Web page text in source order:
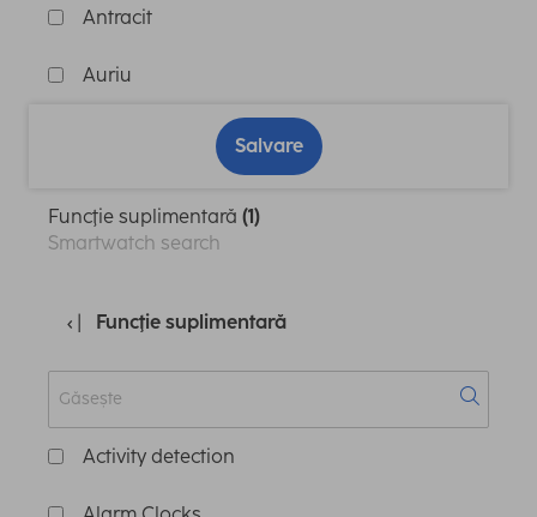
Antracit
Auriu
Salvare
Funcţie suplimentară (1)
Smartwatch search
Funcţie suplimentară
Activity detection